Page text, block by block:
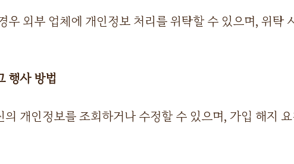
우 외부 업체에 개인정보 처리를 위탁할 수 있으며, 위탁
행사 방법
개인정보를 조회하거나 수정할 수 있으며, 가입 해지